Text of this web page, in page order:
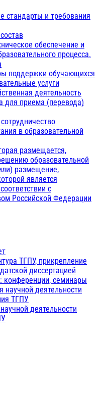
стандарты и требования
обеспечение и
процесса.
поддержки обучающихся
услуги
деятельность
для приема (перевода)
в образовательной
размещается,
образовательной
размещение,
является
с
Российской Федерации
ТГПУ, прикрепление
диссертацией
конференции, семинары
научной деятельности
ТГПУ
деятельности